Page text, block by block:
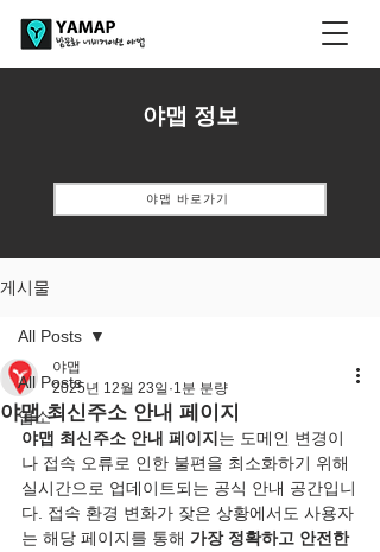
​야맵 정보
야맵 바로가기
게시물
All Posts
업소
All Posts
야맵 최신주소 안내 페이지
야맵
2025년 12월 23일 1분 분량
야맵 최신주소 안내 페이지 는 도메인 변경이
나 접속 오류로 인한 불편을 최소화하기 위해
실시간으로 업데이트되는 공식 안내 공간입니
다. 접속 환경 변화가 잦은 상황에서도 사용자
는 해당 페이지를 통해 가장 정확하고 안전한